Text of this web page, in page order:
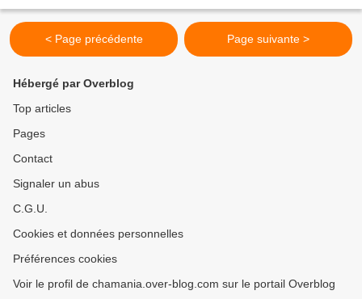
< Page précédente Page suivante >
Hébergé par Overblog
Top articles
Pages
Contact
Signaler un abus
C.G.U.
Cookies et données personnelles
Préférences cookies
Voir le profil de chamania.over-blog.com sur le portail Overblog